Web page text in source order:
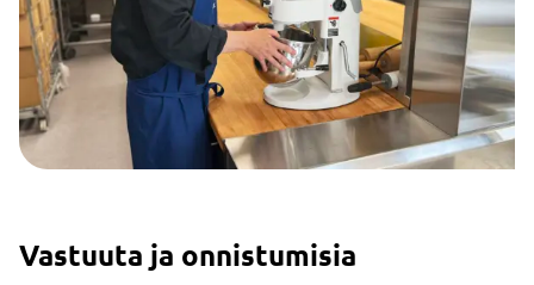
Vastuuta ja onnistumisia